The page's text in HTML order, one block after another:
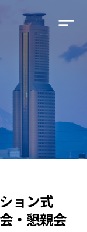
ョン式
・懇親会